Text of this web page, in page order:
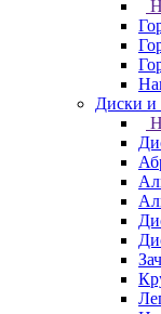
Диски